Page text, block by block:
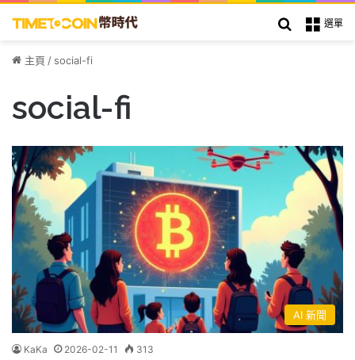
選單
搜索
主頁 / social-fi
social-fi
AI 新聞
KaKa 2026-02-11 313